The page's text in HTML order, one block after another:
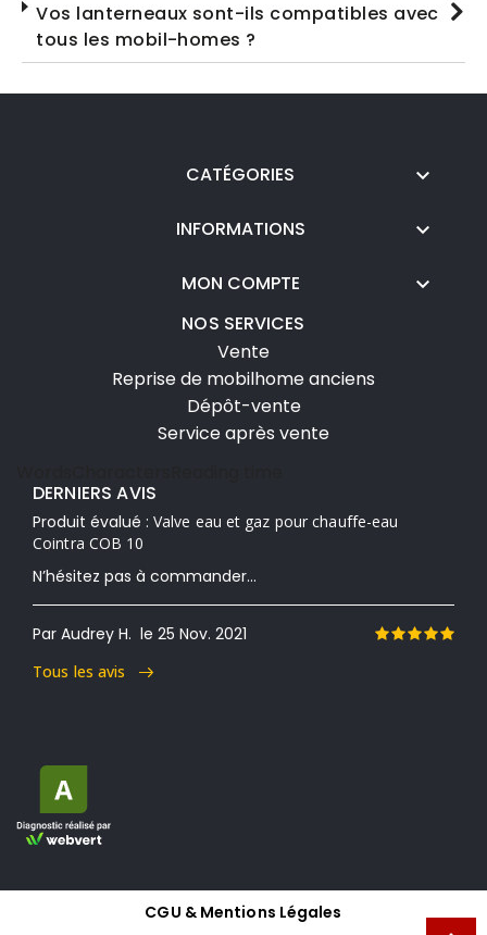
Vos lanterneaux sont-ils compatibles avec
tous les mobil-homes ?
CATÉGORIES 
INFORMATIONS 
MON COMPTE 
NOS SERVICES
Vente
Reprise de mobilhome anciens
Dépôt-vente
Service après vente
DERNIERS AVIS
Produit évalué : Valve eau et gaz pour chauffe-eau
Cointra COB 10
N’hésitez pas à commander...
Par Audrey H. le 25 Nov. 2021
Tous les avis
CGU & Mentions Légales